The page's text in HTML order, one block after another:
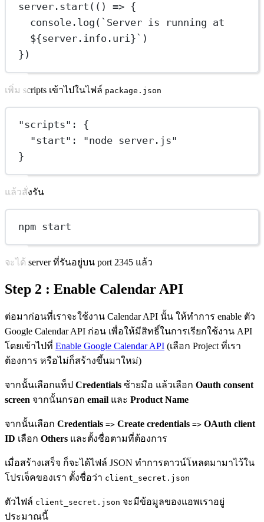
server. start (() => {
console. log ( `Server is running at
${server . info . uri}` )
})
เพิ่ม scripts เข้าไปในไฟล์ package.json
"scripts" : {
"start" : "node server.js"
}
แล้วสั่งรัน
npm start
จะได้ server ที่รันอยู่บน port 2345 แล้ว
Step 2 : Enable Calendar API
ต่อมาก่อนที่เราจะใช้งาน Calendar API นั้น ให้ทำการ enable ตัว
Google Calendar API ก่อน เพื่อให้มีสิทธิ์ในการเรียกใช้งาน API
โดยเข้าไปที่ Enable Google Calendar API (เลือก Project ที่เรา
ต้องการ หรือไม่ก็สร้างขึ้นมาใหม่)
จากนั้นเลือกแท็ป Credentials ซ้ายมือ แล้วเลือก Oauth consent
screen จากนั้นกรอก email และ Product Name
จากนั้นเลือก Credentials => Create credentials => OAuth client
ID เลือก Others และตั้งชื่อตามที่ต้องการ
เมื่อสร้างเสร็จ ก็จะได้ไฟล์ JSON ทำการดาวน์โหลดมามาไว้ใน
โปรเจ็คของเรา ตั้งชื่อว่า client_secret.json
ตัวไฟล์ client_secret.json จะมีข้อมูลของแอพเราอยู่
ประมาณนี้